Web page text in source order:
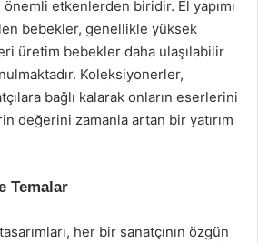
etkenlerden biridir. El yapımı
bebekler, genellikle yüksek
üretim bebekler daha ulaşılabilir
Koleksiyonerler,
bağlı kalarak onların eserlerini
değerini zamanla artan bir yatırım
Temalar
her bir sanatçının özgün